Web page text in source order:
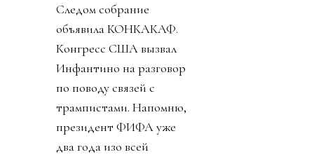
Следом собрание
объявила КОНКАКАФ.
Конгресс США вызвал
Инфантино на разговор
по поводу связей с
трампистами. Напомню,
президент ФИФА уже
два года изо всей